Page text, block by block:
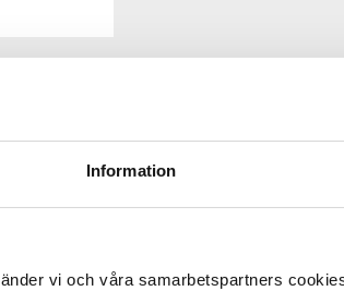
Information
vi och våra samarbetspartners